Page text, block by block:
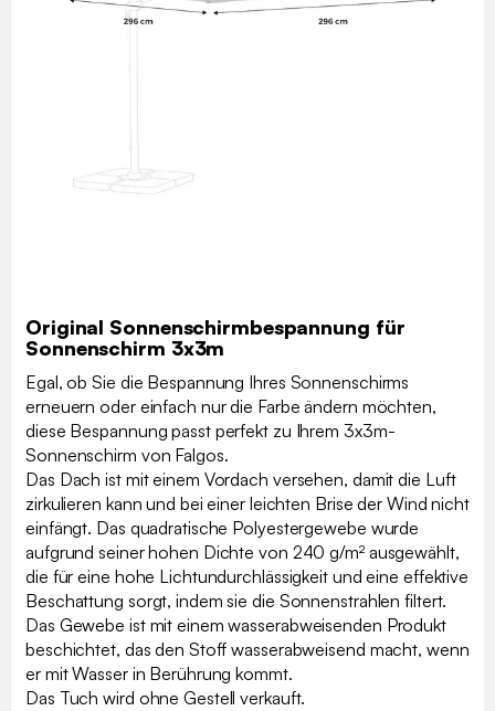
Original Sonnenschirmbespannung für
Sonnenschirm 3x3m
Egal, ob Sie die Bespannung Ihres Sonnenschirms
erneuern oder einfach nur die Farbe ändern möchten,
diese Bespannung passt perfekt zu Ihrem 3x3m-
Sonnenschirm von Falgos.
Das Dach ist mit einem Vordach versehen, damit die Luft
zirkulieren kann und bei einer leichten Brise der Wind nicht
einfängt. Das quadratische Polyestergewebe wurde
aufgrund seiner hohen Dichte von 240 g/m² ausgewählt,
die für eine hohe Lichtundurchlässigkeit und eine effektive
Beschattung sorgt, indem sie die Sonnenstrahlen filtert.
Das Gewebe ist mit einem wasserabweisenden Produkt
beschichtet, das den Stoff wasserabweisend macht, wenn
er mit Wasser in Berührung kommt.
Das Tuch wird ohne Gestell verkauft.